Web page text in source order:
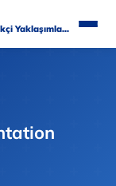
4. Uluslararası Mühendislik, Tasarım ve Yenilikçi Yaklaşımlar Sempozyumu